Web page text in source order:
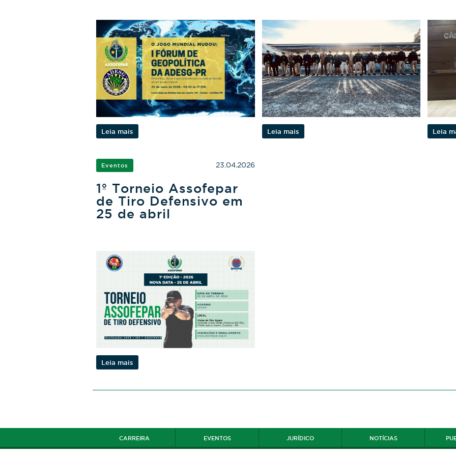
Leia mais Leia mais Leia
Eventos 23.04.2026
1º Torneio Assofepar
de Tiro Defensivo em
25 de abril
Leia mais
CARREIRA EVENTOS JURÍDICO NOTÍCIAS